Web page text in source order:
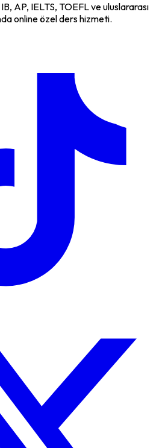
AP, IELTS, TOEFL ve uluslararası
online özel ders hizmeti.